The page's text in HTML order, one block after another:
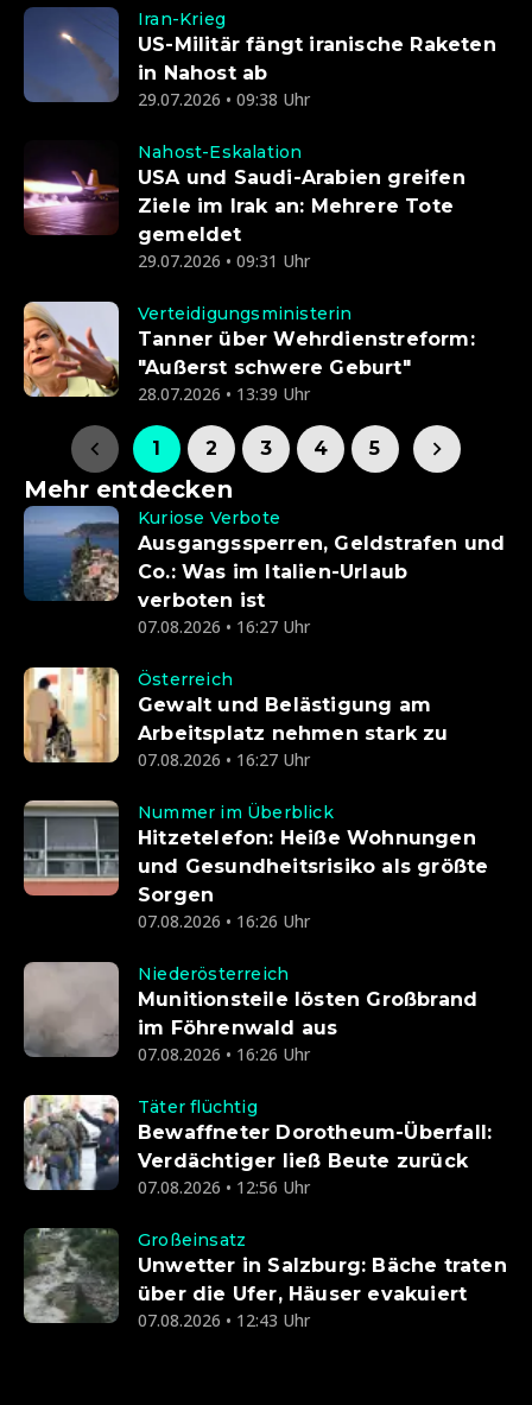
Iran-Krieg
US-Militär fängt iranische Raketen
in Nahost ab
29.07.2026 • 09:38 Uhr
Nahost-Eskalation
USA und Saudi-Arabien greifen
Ziele im Irak an: Mehrere Tote
gemeldet
29.07.2026 • 09:31 Uhr
Verteidigungsministerin
Tanner über Wehrdienstreform:
"Außerst schwere Geburt"
28.07.2026 • 13:39 Uhr
1 2 3 4 5
Mehr entdecken
Kuriose Verbote
Ausgangssperren, Geldstrafen und
Co.: Was im Italien-Urlaub
verboten ist
07.08.2026 • 16:27 Uhr
Österreich
Gewalt und Belästigung am
Arbeitsplatz nehmen stark zu
07.08.2026 • 16:27 Uhr
Nummer im Überblick
Hitzetelefon: Heiße Wohnungen
und Gesundheitsrisiko als größte
Sorgen
07.08.2026 • 16:26 Uhr
Niederösterreich
Munitionsteile lösten Großbrand
im Föhrenwald aus
07.08.2026 • 16:26 Uhr
Täter flüchtig
Bewaffneter Dorotheum-Überfall:
Verdächtiger ließ Beute zurück
07.08.2026 • 12:56 Uhr
Großeinsatz
Unwetter in Salzburg: Bäche traten
über die Ufer, Häuser evakuiert
07.08.2026 • 12:43 Uhr